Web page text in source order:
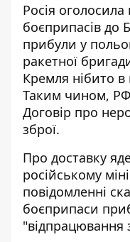
Росія
боєприпасів до
прибули у
ракетної
Кремля нібито
Таким чином,
Договір про
зброї.
Про доставку
російському
повідомленні
боєприпаси
"відпрацювання